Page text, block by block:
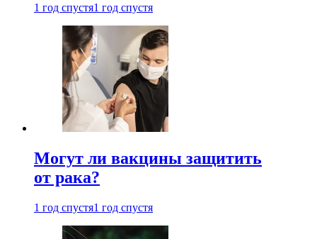
1 год спустя1 год спустя
Могут ли вакцины защитить
от рака?
1 год спустя1 год спустя